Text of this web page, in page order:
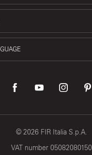
© 2026 FIR Italia S.p.A.
VAT number 05082080150